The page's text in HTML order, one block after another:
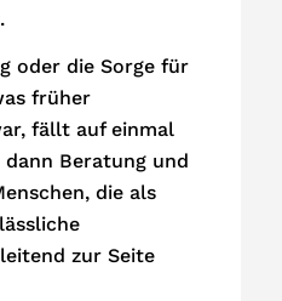
oder die Sorge für
früher
fällt auf einmal
Beratung und
die als
zur Seite